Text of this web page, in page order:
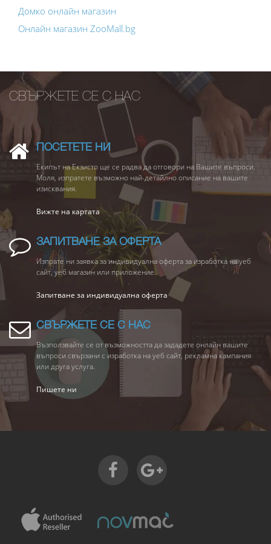
Домко онлайн магазин
Онлайн магазин ZooMall.bg
СВЪРЖЕТЕ СЕ С НАС
ПОСЕТЕТЕ НИ
Екипът на Екзисто ще се радва да отговори на Вашите въпроси.
Моля, изпратете възможно най-детайлно описание на вашите
изисквания.
Вижте на картата
ЗАПИТВАНЕ ЗА ОФЕРТА
Изпрате ни заявка за индивидуална оферта за изработка на уеб
сайт, уеб магазин или приложение.
Запитване за индивидуална оферта
СВЪРЖЕТЕ СЕ С НАС
Възползвайте се от възможността да зададете онлайн вашите
въпроси свързани с изработка на уеб сайт, рекламна кампания
или друга услуга.
Пишете ни